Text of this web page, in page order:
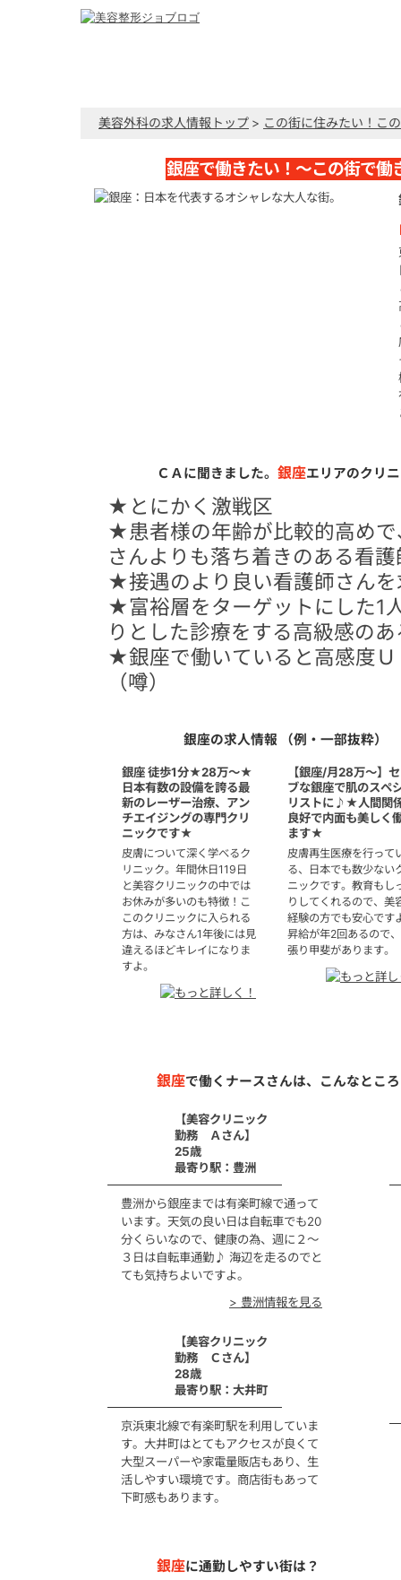
美容外科の求人情報トップ > この街に住みたい！こ
銀座で働きたい！～この街で働
ＣＡに聞きました。 銀座エリアのクリ
★とにかく激戦区
★患者様の年齢が比較的高め
さんよりも落ち着きのある看
★接遇のより良い看護師さん
★富裕層をターゲットにした1
りとした診療をする高級感の
★銀座で働いていると高感度
（噂）
銀座の求人情報 （例・一部抜粋）
銀座 徒歩1分★28万～★
日本有数の設備を誇る最
新のレーザー治療、アン
チエイジングの専門クリ
ニックです★
皮膚について深く学べるク
リニック。年間休日119日
と美容クリニックの中では
お休みが多いのも特徴！こ
このクリニックに入られる
方は、みなさん1年後には見
違えるほどキレイになりま
すよ。
【銀座/月28万～】
ブな銀座で肌のスペ
リストに♪★人間関
良好で内面も美しく
ます★
皮膚再生医療を行って
る、日本でも数少ない
ニックです。教育もし
りしてくれるので、美
経験の方でも安心です
昇給が年2回あるので
張り甲斐があります。
銀座で働くナースさんは、こんなとこ
【美容クリニック
勤務 Ａさん】
25歳
最寄り駅：豊洲
豊洲から銀座までは有楽町線で通って
います。天気の良い日は自転車でも20
分くらいなので、健康の為、週に２～
３日は自転車通勤♪ 海辺を走るのでと
ても気持ちよいですよ。
> 豊洲情報を見る
【美容クリニック
勤務 Ｃさん】
28歳
最寄り駅：大井町
京浜東北線で有楽町駅を利用していま
す。大井町はとてもアクセスが良くて
大型スーパーや家電量販店もあり、生
活しやすい環境です。商店街もあって
下町感もあります。
銀座に通勤しやすい街は？